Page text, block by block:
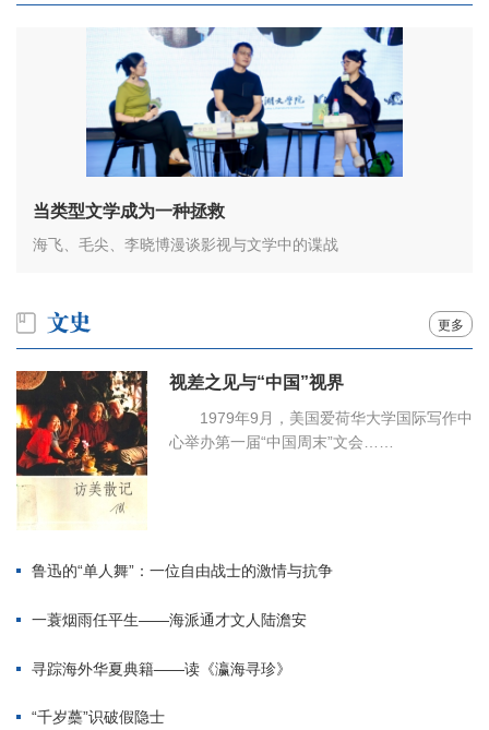
当类型文学成为一种拯救
海飞、毛尖、李晓博漫谈影视与文学中的谍战
更多
视差之见与“中国”视界
1979年9月，美国爱荷华大学国际写作中
心举办第一届“中国周末”文会……
鲁迅的“单人舞”：一位自由战士的激情与抗争
一蓑烟雨任平生——海派通才文人陆澹安
寻踪海外华夏典籍——读《瀛海寻珍》
“千岁蘽”识破假隐士